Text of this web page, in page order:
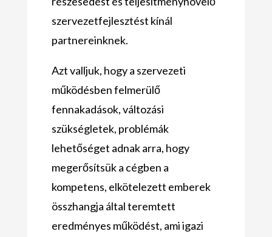
szervezetfejlesztést kínál
partnereinknek.
Azt valljuk, hogy a szervezeti
működésben felmerülő
fennakadások, változási
szükségletek, problémák
lehetőséget adnak arra, hogy
megerősítsük a cégben a
kompetens, elkötelezett emberek
összhangja által teremtett
eredményes működést, ami igazi